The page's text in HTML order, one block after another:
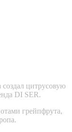
цитрусовую
DI SER.
грейпфрута,